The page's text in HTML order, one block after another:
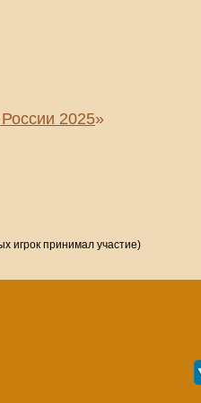
2025»
игрок принимал участие)